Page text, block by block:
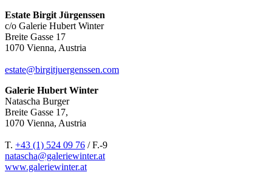
Estate Birgit Jürgenssen
c/o Galerie Hubert Winter
Breite Gasse 17
1070 Vienna, Austria
estate@birgitjuergenssen.com
Galerie Hubert Winter
Natascha Burger
Breite Gasse 17,
1070 Vienna, Austria
T. +43 (1) 524 09 76 / F.-9
natascha@galeriewinter.at
www.galeriewinter.at